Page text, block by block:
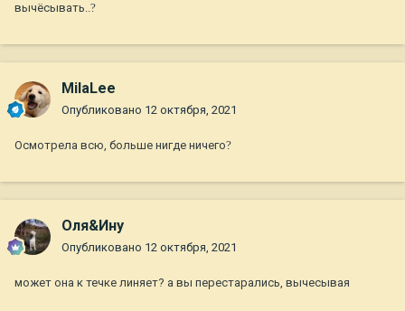
вычёсывать..?
MilaLee
Опубликовано 12 октября, 2021
Осмотрела всю, больше нигде ничего?
Оля&Ину
Опубликовано 12 октября, 2021
может она к течке линяет? а вы перестарались, вычесывая